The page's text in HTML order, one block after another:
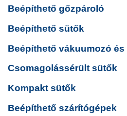
Beépíthető gőzpároló
Beépíthető sütők
Beépíthető vákuumozó
Csomagolássérült sütők
Kompakt sütők
Beépíthető szárítógépek